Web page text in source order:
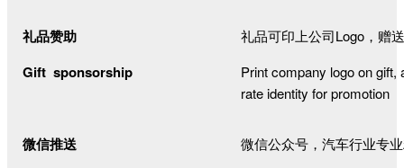
礼品赞助
Gift sponsorship
礼品可印上公司Logo ，赠
Print company logo on
rate identity for promotion
微信推送
微信公众号，汽车行业专